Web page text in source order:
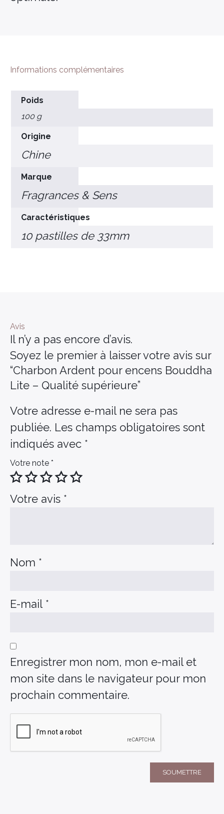
Informations complémentaires
Poids
100 g
Origine
Chine
Marque
Fragrances & Sens
Caractéristiques
10 pastilles de 33mm
Avis
Il n’y a pas encore d’avis.
Soyez le premier à laisser votre avis sur
“Charbon Ardent pour encens Bouddha
Lite – Qualité supérieure”
Votre adresse e-mail ne sera pas
publiée. Les champs obligatoires sont
indiqués avec *
Votre note *
Votre avis *
Nom *
E-mail *
Enregistrer mon nom, mon e-mail et
mon site dans le navigateur pour mon
prochain commentaire.